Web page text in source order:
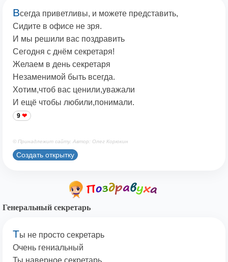
Всегда приветливы, и можете представить,
Сидите в офисе не зря.
И мы решили вас поздравить
Сегодня с днём секретаря!
Желаем в день секретаря
Незаменимой быть всегда.
Хотим,чтоб вас ценили,уважали
И ещё чтобы любили,понимали.
9
© Принадлежит сайту. Автор: Олег Корюкин
Создать открытку
Генеральный секретарь
Ты не просто секретарь
Очень гениальный
Ты наверное секретарь